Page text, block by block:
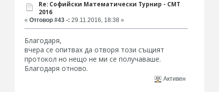
Re: Софийски Математически Турнир - СМТ
2016
« Отговор #43 -: 29.11.2016, 18:38 »
Благодаря,
вчера се опитвах да отворя този същият
протокол но нещо не ми се получаваше.
Благодаря отново.
Активен